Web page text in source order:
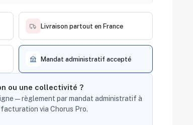
Livraison partout en France
Mandat administratif accepté
ou une collectivité ?
— règlement par mandat administratif à
via Chorus Pro.